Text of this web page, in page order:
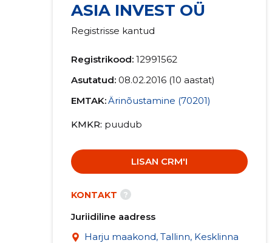
ASIA INVEST OÜ
Registrisse kantud
Registrikood: 12991562
Asutatud: 08.02.2016 (10 aastat)
EMTAK:Ärinõustamine (70201)
KMKR puudub
LISAN CRM'I
KONTAKT ?
Juriidiline aadress
Harju maakond, Tallinn, Kesklinna